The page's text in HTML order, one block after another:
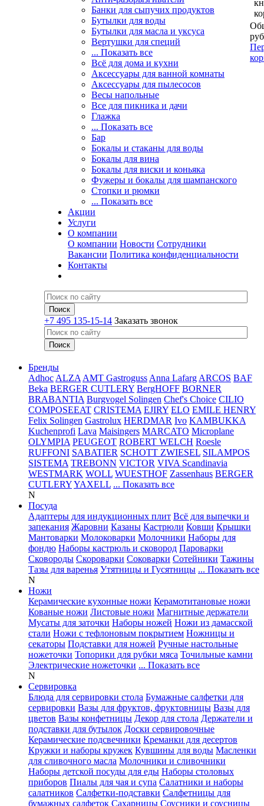
Банки для сыпучих продуктов
Бутылки для воды
Бутылки для масла и уксуса
Вертушки для специй
... Показать все
Всё для дома и кухни
Аксессуары для ванной комнаты
Аксессуары для пылесосов
Весы напольные
Все для пикника и дачи
Глажка
... Показать все
Бар
Бокалы и стаканы для воды
Бокалы для вина
Бокалы для виски и коньяка
Фужеры и бокалы для шампанского
Стопки и рюмки
... Показать все
Акции
Услуги
О компании
О компании Новости Сотрудники
Вакансии Политика конфиденциальности
Контакты
+7 495 135-15-14 Заказать звонок
Бренды
Adhoc ALZA AMT Gastroguss Anna Lafarg ARCOS BAF
Beka BERGER CUTLERY BergHOFF BORNER
BRABANTIA Burgvogel Solingen Chef's Choice CILIO
COMPOSEEAT CRISTEMA EJIRY ELO EMILE HENRY
Felix Solingen Gastrolux HERDMAR Ivo KAMBUKKA
Kuchenprofi Lava Maisingers MARCATO Microplane
OLYMPIA PEUGEOT ROBERT WELCH Roesle
RUFFONI SABATIER SCHOTT ZWIESEL SILAMPOS
SISTEMA TREBONN VICTOR VIVA Scandinavia
WESTMARK WOLL WUESTHOF Zassenhaus BERGER
CUTLERYYAXELL ... Показать все
N
Посуда
Адаптеры для индукционных плит Всё для выпечки и
запекания Жаровни Казаны Кастрюли Ковши Крышки
Мантоварки Молоковарки Молочники Наборы для
фондю Наборы кастрюль и сковород Пароварки
Сковороды Скороварки Соковарки Сотейники Тажины
Тазы для варенья Утятницы и Гусятницы ... Показать все
N
Ножи
Керамические кухонные ножи Керамотитановые ножи
Кованые ножи Листовые ножи Магнитные держатели
Мусаты для заточки Наборы ножей Ножи из дамасской
стали Ножи с тефлоновым покрытием Ножницы и
секаторы Подставки для ножей Ручные настольные
ножеточки Топорики для рубки мяса Точильные камни
Электрические ножеточки ... Показать все
N
Сервировка
Блюда для сервировки стола Бумажные салфетки для
сервировки Вазы для фруктов, фруктовницы Вазы для
цветов Вазы конфетницы Декор для стола Держатели и
подставки для бутылок Доски сервировочные
Керамические подсвечники Креманки для десертов
Кружки и наборы кружек Кувшины для воды Масленки
для сливочного масла Молочники и сливочники
Наборы детской посуды для еды Наборы столовых
приборов Пиалы для чая и супа Салатники и наборы
салатников Салфетки-подставки Салфетницы для
бумажных салфеток Сахарницы Соусники и соусницы